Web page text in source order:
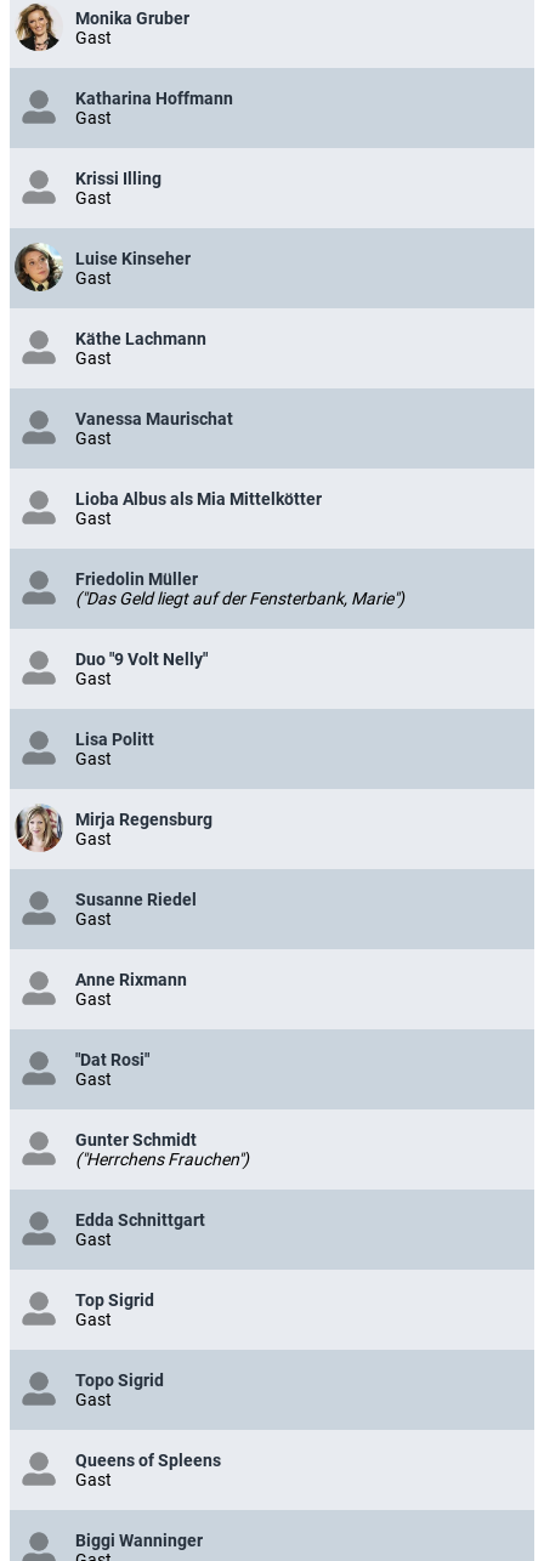
Monika Gruber
Gast
Katharina Hoffmann
Gast
Krissi Illing
Gast
Luise Kinseher
Gast
Käthe Lachmann
Gast
Vanessa Maurischat
Gast
Lioba Albus als Mia Mittelkötter
Gast
Friedolin Müller
("Das Geld liegt auf der Fensterbank, Marie")
Duo "9 Volt Nelly"
Gast
Lisa Politt
Gast
Mirja Regensburg
Gast
Susanne Riedel
Gast
Anne Rixmann
Gast
"Dat Rosi"
Gast
Gunter Schmidt
("Herrchens Frauchen")
Edda Schnittgart
Gast
Top Sigrid
Gast
Topo Sigrid
Gast
Queens of Spleens
Gast
Biggi Wanninger